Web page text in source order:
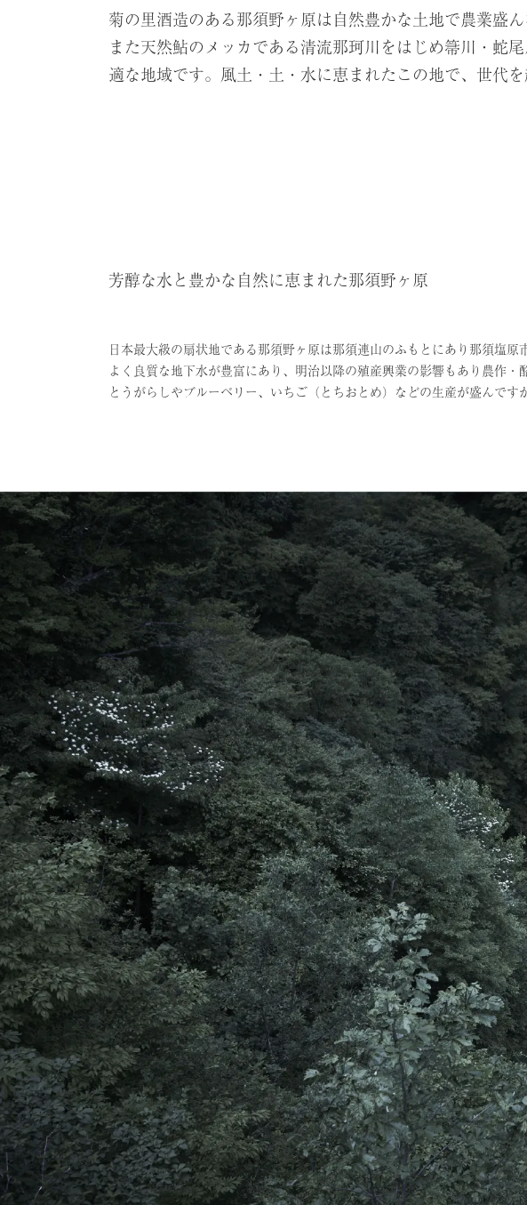
菊の里酒造のある那須野ヶ原は自然豊かな土地で農業盛
また天然鮎のメッカである清流那珂川をはじめ箒川・蛇
適な地域です。風土・土・水に恵まれたこの地で、世代
芳醇な水と豊かな自然に恵まれた那須野ヶ原
日本最大級の扇状地である那須野ヶ原は那須連山のふもとにあり那須塩
よく良質な地下水が豊富にあり、明治以降の殖産興業の影響もあり農作・
とうがらしやブルーベリー、いちご（とちおとめ）などの生産が盛んです